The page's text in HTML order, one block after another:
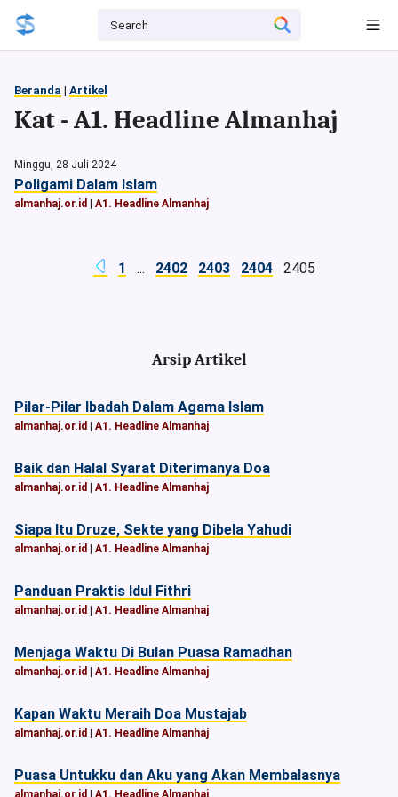
Beranda | Artikel
Kat - A1. Headline Almanhaj
Minggu, 28 Juli 2024
Poligami Dalam Islam
almanhaj.or.id A1. Headline Almanhaj
1 ... 2402 2403 2404 2405
Arsip Artikel
Pilar-Pilar Ibadah Dalam Agama Islam
almanhaj.or.id A1. Headline Almanhaj
Baik dan Halal Syarat Diterimanya Doa
almanhaj.or.id A1. Headline Almanhaj
Siapa Itu Druze, Sekte yang Dibela Yahudi
almanhaj.or.id A1. Headline Almanhaj
Panduan Praktis Idul Fithri
almanhaj.or.id A1. Headline Almanhaj
Menjaga Waktu Di Bulan Puasa Ramadhan
almanhaj.or.id A1. Headline Almanhaj
Kapan Waktu Meraih Doa Mustajab
almanhaj.or.id A1. Headline Almanhaj
Puasa Untukku dan Aku yang Akan Membalasnya
almanhaj.or.id A1. Headline Almanhaj